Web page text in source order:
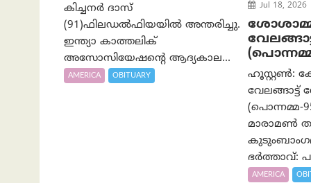
കിച്ചനർ ദാസ്
(91)ഫിലഡൽഫിയയിൽ അന്തരിച്ചു.
ഇന്ത്യാ കാത്തലിക്
അസോസിയേഷൻ്റെ ആദ്യകാല...
AMERICA OBITUARY
Jul 18, 2026
ഹൂസ്റ്റൺ:
വേലങ്ങാട്ട്
(പൊന്നമ്മ-
മാരാമൺ
ഭർത്താവ്:
AMERICA